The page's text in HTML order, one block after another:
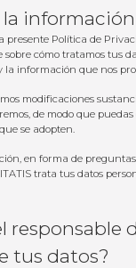
la información
presente Política de
cómo tratamos tus
la información que nos
modificaciones
de modo que
se adopten.
en forma de preguntas
trata tus datos
responsable
tus datos?